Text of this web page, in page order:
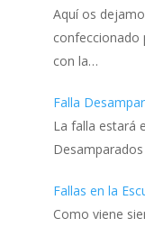
Aquí os
confeccionado
con la…
Falla
La falla estará
Fallas en la
Como viene